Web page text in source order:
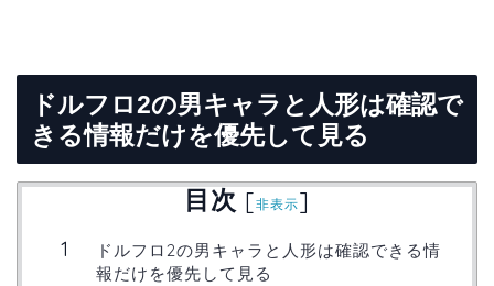
ドルフロ2の男キャラと人形は確認で
きる情報だけを優先して見る
目次 [非表示]
ドルフロ2の男キャラと人形は確認できる情
報だけを優先して見る